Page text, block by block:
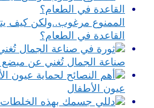
الممنوع مرغوب..ولكن كيف
القاعدة في الطعام؟
صناعة الجمال تُغني عن مبضع
عيون الأطفال